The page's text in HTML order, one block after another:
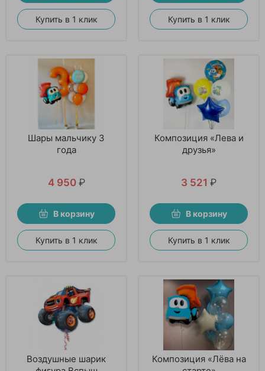
Купить в 1 клик Купить в 1 клик
Шары мальчику 3
года
4 950 ₽
В корзину
Купить в 1 клик
Композиция «Лева и
друзья»
3 521 ₽
В корзину
Купить в 1 клик
Воздушные шарик
Композиция «Лёва на